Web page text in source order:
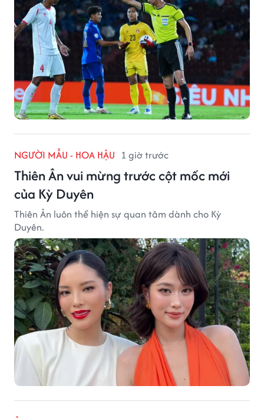
NGƯỜI MẪU - HOA HẬU 1 giờ trước
Thiên Ân vui mừng trước cột mốc mới
của Kỳ Duyên
Thiên Ân luôn thể hiện sự quan tâm dành cho Kỳ
Duyên.